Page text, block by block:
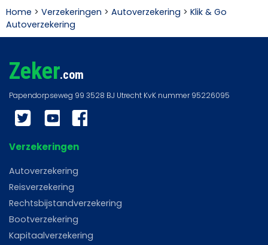
Home > Verzekeringen > Autoverzekering > Klik & Go
Autoverzekering
Zeker.com
Twitter YouTube
Verzekeringen
Autoverzekering
Reisverzekering
Rechtsbijstandverzekering
Bootverzekering
Kapitaalverzekering